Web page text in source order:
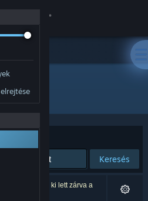
Keresés
2 termék ki lett zárva a